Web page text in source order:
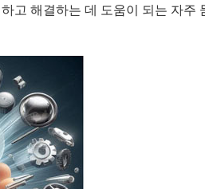
고 해결하는 데 도움이 되는 자주